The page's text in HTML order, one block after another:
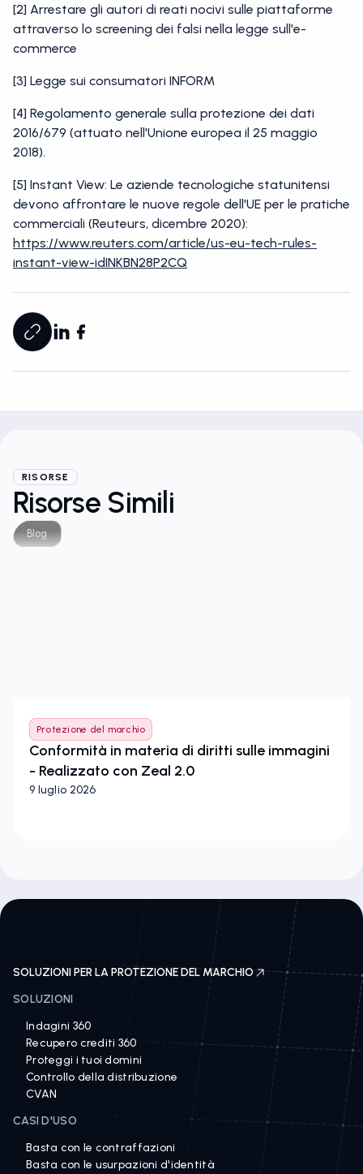
[2] Arrestare gli autori di reati nocivi sulle piattaforme
attraverso lo screening dei falsi nella legge sull'e-
commerce
[3] Legge sui consumatori INFORM
[4] Regolamento generale sulla protezione dei dati
2016/679 (attuato nell'Unione europea il 25 maggio
2018).
[5] Instant View: Le aziende tecnologiche statunitensi
devono affrontare le nuove regole dell'UE per le pratiche
commerciali (Reuteurs, dicembre 2020):
https://www.reuters.com/article/us-eu-tech-rules-
instant-view-idINKBN28P2CQ
RISORSE
Risorse Simili
Blog
Protezione del marchio
Conformità in materia di diritti sulle immagini
- Realizzato con Zeal 2.0
9 luglio 2026
SOLUZIONI PER LA PROTEZIONE DEL MARCHIO
SOLUZIONI
Indagini 360
Recupero crediti 360
Proteggi i tuoi domini
Controllo della distribuzione
CVAN
CASI D'USO
Basta con le contraffazioni
Basta con le usurpazioni d'identità